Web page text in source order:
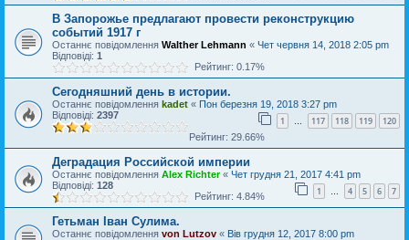
В Запорожье предлагают провести реконструкцию
событий 1917 г
Останнє повідомлення Walther Lehmann « Чет червня 14, 2018 2:05 pm
Відповіді: 1
Рейтинг: 0.17%
Сегодняшний день в истории.
Останнє повідомлення kadet « Пон березня 19, 2018 3:27 pm
Відповіді: 2397 1 … 117 118 119 120
Рейтинг: 29.66%
Деградация Российской империи
Останнє повідомлення Alex Richter« Чет грудня 21, 2017 4:41 pm
Відповіді: 128 1 … 4 5 6 7
Рейтинг: 4.84%
Гетьман Іван Сулима.
Останнє повідомлення von Lutzov « Вів грудня 12, 2017 8:00 pm